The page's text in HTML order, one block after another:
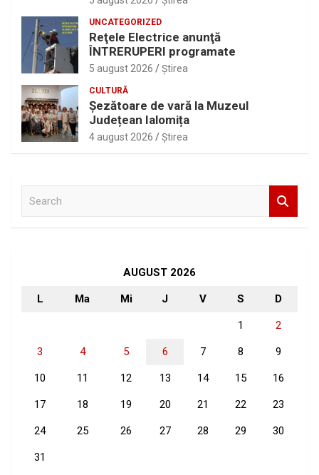
UNCATEGORIZED
Reţele Electrice anunţă
ÎNTRERUPERI programate
5 august 2026 Ştirea
CULTURĂ
Șezătoare de vară la Muzeul
Județean Ialomița
4 august 2026 Ştirea
AUGUST 2026
L Ma Mi J V S D
1 2
3 4 5 6 7 8 9
10 11 12 13 14 15 16
17 18 19 20 21 22 23
24 25 26 27 28 29 30
31